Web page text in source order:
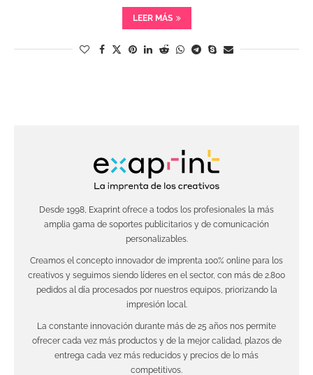
LEER MÁS
Desde 1998, Exaprint ofrece a todos los profesionales la más
amplia gama de soportes publicitarios y de comunicación
personalizables.
Creamos el concepto innovador de imprenta 100% online para los
creativos y seguimos siendo líderes en el sector, con más de 2.800
pedidos al día procesados por nuestros equipos, priorizando la
impresión local.
La constante innovación durante más de 25 años nos permite
ofrecer cada vez más productos y de la mejor calidad, plazos de
entrega cada vez más reducidos y precios de lo más
competitivos.